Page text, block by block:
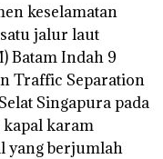
keselamatan
jalur laut
Batam Indah 9
Traffic Separation
Singapura pada
kapal karam
yang berjumlah